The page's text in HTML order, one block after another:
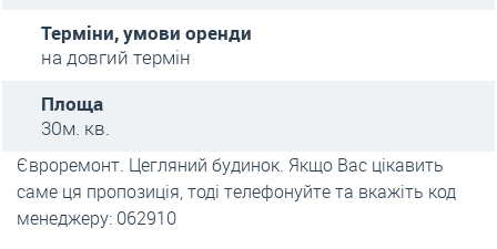
Терміни, умови оренди
на довгий термін
Площа
30м. кв.
Євроремонт. Цегляний будинок. Якщо Вас цікавить
саме ця пропозиція, тоді телефонуйте та вкажіть код
менеджеру: 062910